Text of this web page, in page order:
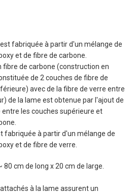
est fabriquée à partir d'un mélange de
et de fibre de carbone.
fibre de carbone (construction en
de 2 couches de fibre de
avec de la fibre de verre entre
de la lame est obtenue par l'ajout de
les couches supérieure et
fabriquée à partir d'un mélange de
et de fibre de verre.
cm de long x 20 cm de large.
à la lame assurent un